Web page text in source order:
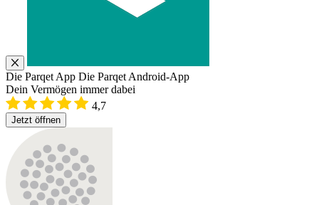
Die Parqet App Die Parqet Android-App
Dein Vermögen immer dabei
4,7
Jetzt öffnen